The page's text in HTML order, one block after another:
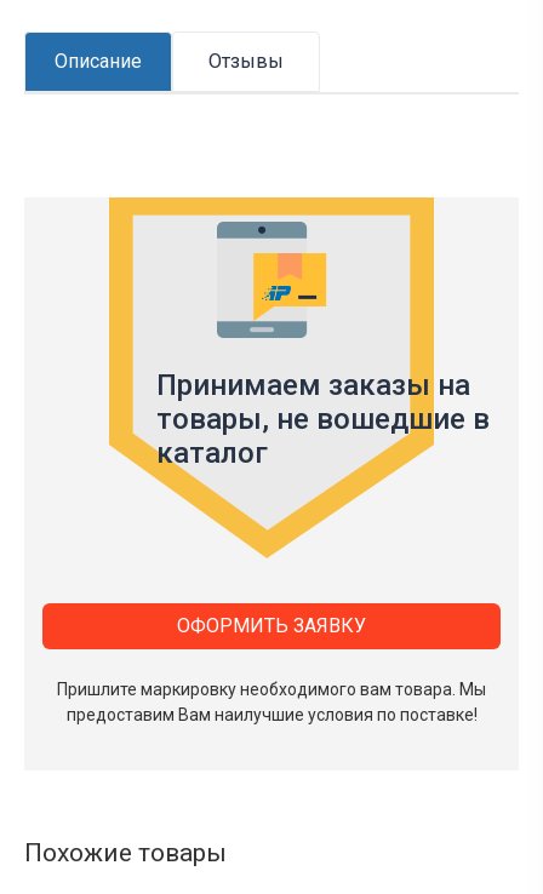
Описание Отзывы
Принимаем заказы на
товары, не вошедшие в
каталог
Пришлите маркировку необходимого вам товара. Мы
предоставим Вам наилучшие условия по поставке!
ОФОРМИТЬ ЗАЯВКУ
Похожие товары